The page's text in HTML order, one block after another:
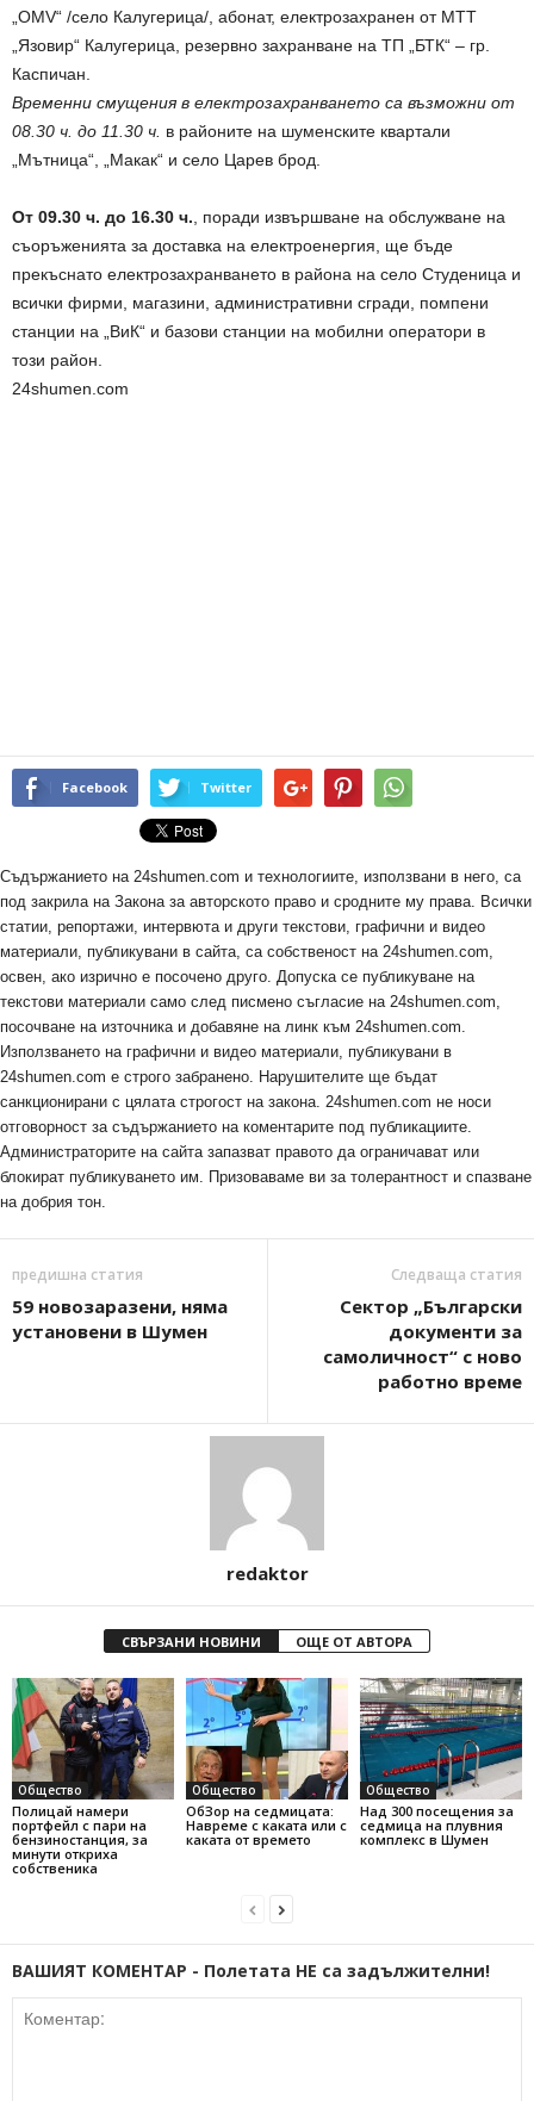
„OMV“ /село Калугерица/, абонат, електрозахранен от МТТ
„Язовир“ Калугерица, резервно захранване на ТП „БТК“ – гр.
Каспичан.
Временни смущения в електрозахранването са възможни от
08.30 ч. до 11.30 ч. в районите на шуменските квартали
„Мътница“, „Макак“ и село Царев брод.
От 09.30 ч. до 16.30 ч., поради извършване на обслужване на
съоръженията за доставка на електроенергия, ще бъде
прекъснато електрозахранването в района на село Студеница и
всички фирми, магазини, административни сгради, помпени
станции на „ВиК“ и базови станции на мобилни оператори в
този район.
24shumen.com
Facebook Twitter
Съдържанието на 24shumen.com и технологиите, използвани в него, са
под закрила на Закона за авторското право и сродните му права. Всички
статии, репортажи, интервюта и други текстови, графични и видео
материали, публикувани в сайта, са собственост на 24shumen.com,
освен, ако изрично е посочено друго. Допуска се публикуване на
текстови материали само след писмено съгласие на 24shumen.com,
посочване на източника и добавяне на линк към 24shumen.com.
Използването на графични и видео материали, публикувани в
24shumen.com е строго забранено. Нарушителите ще бъдат
санкционирани с цялата строгост на закона. 24shumen.com не носи
отговорност за съдържанието на коментарите под публикациите.
Администраторите на сайта запазват правото да ограничават или
блокират публикуването им. Призоваваме ви за толерантност и спазване
на добрия тон.
предишна статия
59 новозаразени, няма
установени в Шумен
Следваща статия
Сектор „Български
документи за
самоличност“ с ново
работно време
redaktor
СВЪРЗАНИ НОВИНИ ОЩЕ ОТ АВТОРА
Общество
Полицай намери
портфейл с пари на
бензиностанция, за
минути откриха
собственика
Общество
ОбЗор на седмицата:
Навреме с каката или с
каката от времето
Общество
Над 300 посещения за
седмица на плувния
комплекс в Шумен
ВАШИЯТ КОМЕНТАР - Полетата НЕ са задължителни!